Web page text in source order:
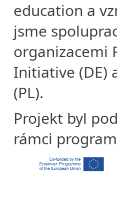
education a
jsme
organizacemi
Initiative (DE)
(PL).
Projekt byl
rámci